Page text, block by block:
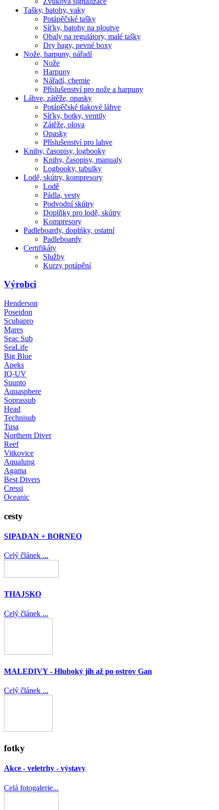
Tašky, batohy, vaky
Potápěčské tašky
Síťky, batohy na ploutve
Obaly na regulátory, malé tašky
Dry bagy, pevné boxy
Nože, harpuny, nářadí
Nože
Harpuny
Nářadí, chemie
Příslušenství pro nože a harpuny
Láhve, zátěže, opasky
Potápěčské tlakové láhve
Síťky, botky, ventily
Zátěže, olova
Opasky
Příslušenství pro lahve
Knihy, časopisy, logbooky
Knihy, časopisy, manualy
Logbooky, tabulky
Lodě, skútry, kompresory
Lodě
Pádla, vesty
Podvodní skútry
Doplňky pro lodě, skútry
Kompresory
Padleboardy, doplńky, ostatní
Padleboardy
Certifikáty
Služby
Kurzy potápění
Výrobci
Henderson
Poseidon
Scubapro
Mares
Seac Sub
SeaLife
Big Blue
Apeks
IQ-UV
Suunto
Aquasphere
Soprassub
Head
Technisub
Tusa
Northern Diver
Reef
Vitkovice
Aqualung
Agama
Best Divers
Cressi
Oceanic
cesty
SIPADAN + BORNEO
Celý článek ...
THAJSKO
Celý článek ...
MALEDIVY - Hluboký jih až po ostrov Gan
Celý článek ...
fotky
Akce - veletrhy - výstavy
Celá fotogalerie...